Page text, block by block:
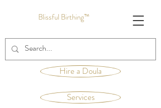
Blissful Birthing™
Hire a Doula
Services